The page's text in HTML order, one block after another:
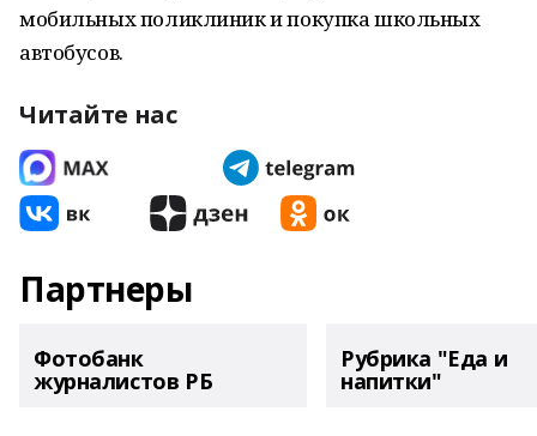
мобильных поликлиник и покупка школьных
автобусов.
Читайте нас
Партнеры
Фотобанк
журналистов РБ
Рубрика "Еда и
напитки"